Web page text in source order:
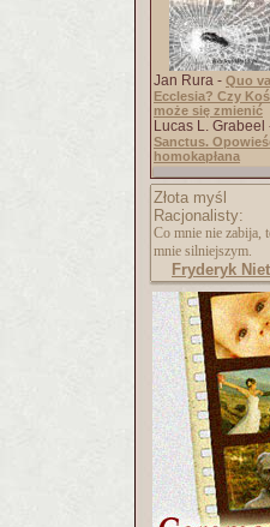
Jan Rura - Quo
Ecclesia? Czy
może się zmienić
Lucas L. Grabeel
Sanctus.
homokapłana
Złota myśl
Racjonalisty:
Co mnie nie zabija,
mnie silniejszym.
Fryderyk